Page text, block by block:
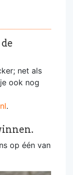
net als
ook nog
.
op één van